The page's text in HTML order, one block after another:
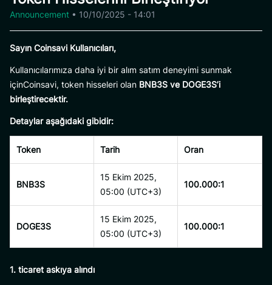
Announcement • 10/10/2025 - 14:01
Sayın Coinsavi Kullanıcıları,
Kullanıcılarımıza daha iyi bir alım satım deneyimi sunmak
içinCoinsavi, token hisseleri olan BNB3S ve DOGE3S’i
birleştirecektir.
Detaylar aşağıdaki gibidir:
Token Tarih Oran
BNB3S
15 Ekim 2025,
05:00 (UTC+3)
100.000:1
DOGE3S
15 Ekim 2025,
05:00 (UTC+3)
100.000:1
1. ticaret askıya alındı